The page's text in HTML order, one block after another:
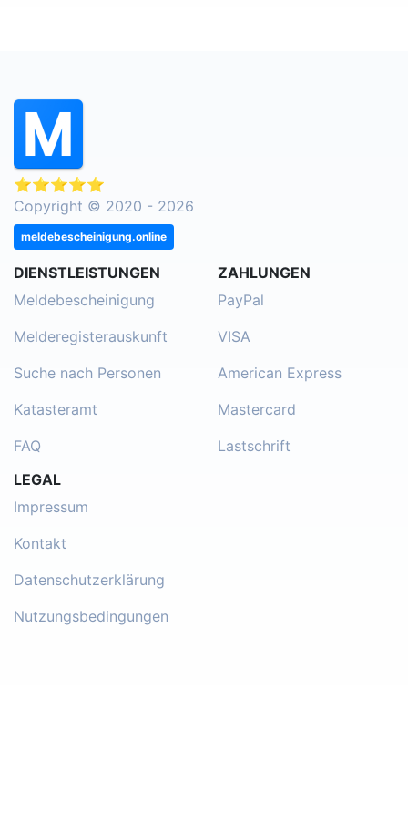
⭐⭐⭐⭐⭐
Copyright © 2020 - 2026
meldebescheinigung.online
DIENSTLEISTUNGEN
Meldebescheinigung
Melderegisterauskunft
Suche nach Personen
Katasteramt
FAQ
ZAHLUNGEN
PayPal
VISA
American Express
Mastercard
Lastschrift
LEGAL
Impressum
Kontakt
Datenschutzerklärung
Nutzungsbedingungen